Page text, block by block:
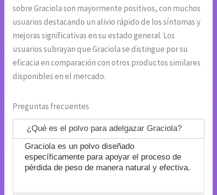
sobre Graciola son mayormente positivos, con muchos
usuarios destacando un alivio rápido de los síntomas y
mejoras significativas en su estado general. Los
usuarios subrayan que Graciola se distingue por su
eficacia en comparación con otros productos similares
disponibles en el mercado.
Preguntas frecuentes
¿Qué es el polvo para adelgazar Graciola?
Graciola es un polvo diseñado
específicamente para apoyar el proceso de
pérdida de peso de manera natural y efectiva.